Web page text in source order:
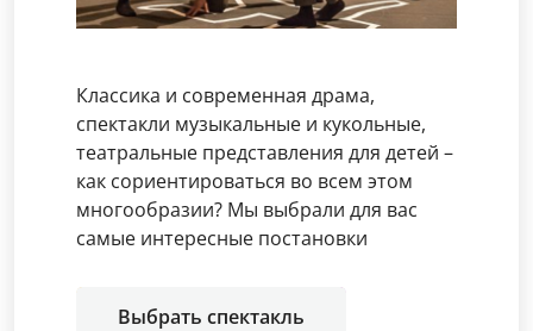
Классика и современная драма,
спектакли музыкальные и кукольные,
театральные представления для детей –
как сориентироваться во всем этом
многообразии? Мы выбрали для вас
самые интересные постановки
Выбрать спектакль